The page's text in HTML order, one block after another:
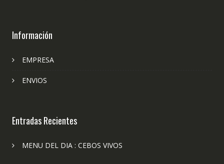
Información
EMPRESA
ENVIOS
Entradas Recientes
MENU DEL DIA : CEBOS VIVOS